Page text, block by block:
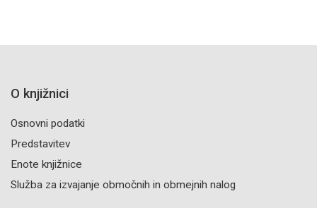
O knjižnici
Osnovni podatki
Predstavitev
Enote knjižnice
Služba za izvajanje območnih in obmejnih nalog